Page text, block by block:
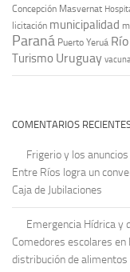
Concepción Masvernat
licitación municipalidad
Paraná Puerto Yeruá
Turismo Uruguay
COMENTARIOS
Frigerio y los
Entre Ríos logra un
Caja de Jubilaciones
Emergencia Hídrica y
Comedores escolares
distribución de alimentos